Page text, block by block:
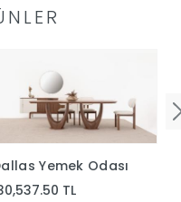
Yemek Odası
TL